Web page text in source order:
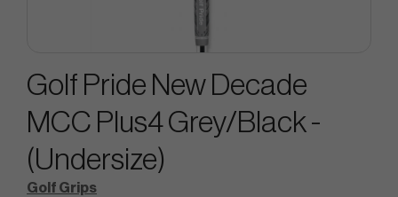
Golf Pride New Decade
MCC Plus4 Grey/Black -
(Undersize)
Golf Grips